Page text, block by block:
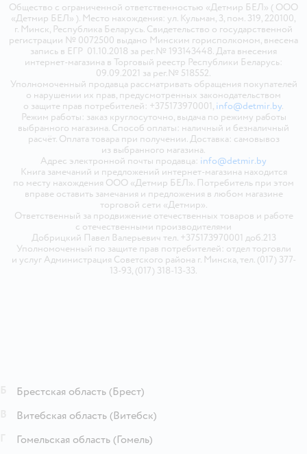
Общество с ограниченной ответственностью «Детмир БЕЛ» ( ООО
«Детмир БЕЛ» ). Место нахождения: ул. Кульман, 3, пом. 319, 220100,
г. Минск, Республика Беларусь. Свидетельство о государственной
регистрации № 0072500 выдано Минским горисполкомом, внесена
запись в ЕГР 01.10.2018 за рег.№ 193143448. Дата внесения
интернет-магазина в Торговый реестр Республики Беларусь:
09.09.2021 за рег.№ 518552.
Уполномоченный продавца рассматривать обращения покупателей
о нарушении их прав, предусмотренных законодательством
о защите прав потребителей: +375173970001, info@detmir.by.
Режим работы: заказ круглосуточно, выдача по режиму работы
выбранного магазина. Способ оплаты: наличный и безналичный
расчёт. Оплата товара при получении. Доставка: самовывоз
из выбранного магазина.
Адрес электронной почты продавца: info@detmir.by
Книга замечаний и предложений интернет-магазина находится
по месту нахождения ООО «Детмир БЕЛ». Потребитель при этом
вправе оставить замечания и предложения в любом магазине
торговой сети «Детмир».
Ответственный за продвижение отечественных товаров и работе
с отечественными производителями
Добрицкий Павел Валерьевич тел. +375173970001 доб.213
Уполномоченный по защите прав потребителей: отдел торговли
и услуг Администрация Советского района г. Минска, тел. (017) 377-
13-93, (017) 318-13-33.
Брестская область (Брест)
Витебская область (Витебск)
Гомельская область (Гомель)